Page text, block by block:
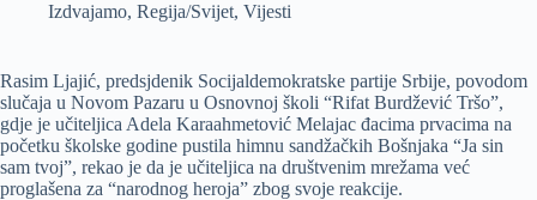
Izdvajamo, Regija/Svijet, Vijesti
Rasim Ljajić, predsjdenik Socijaldemokratske partije Srbije, povodom
slučaja u Novom Pazaru u Osnovnoj školi “Rifat Burdžević Tršo”,
gdje je učiteljica Adela Karaahmetović Melajac đacima prvacima na
početku školske godine pustila himnu sandžačkih Bošnjaka “Ja sin
sam tvoj”, rekao je da je učiteljica na društvenim mrežama već
proglašena za “narodnog heroja” zbog svoje reakcije.